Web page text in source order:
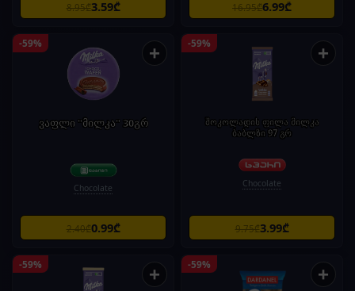
8.95₾3.59₾ 16.95₾6.99₾
-59% +
ვაფლი "მილკა" 30გრ
Chocolate
2.40₾0.99₾
-59% +
შოკოლადის ფილა მილკა
ბაბლზი 97 გრ
Chocolate
9.75₾3.99₾
-59% + -59% +